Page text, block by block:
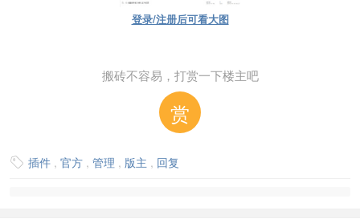
登录/注册后可看大图
搬砖不容易，打赏一下楼主吧
赏
 插件 , 官方 , 管理 , 版主 , 回复